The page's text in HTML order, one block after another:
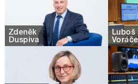
Zdeněk
Duspiva
Luboš